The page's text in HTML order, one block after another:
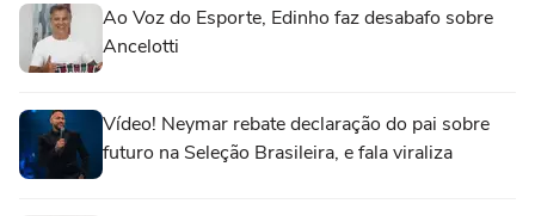
Ao Voz do Esporte, Edinho faz desabafo sobre
Ancelotti
Vídeo! Neymar rebate declaração do pai sobre
futuro na Seleção Brasileira, e fala viraliza